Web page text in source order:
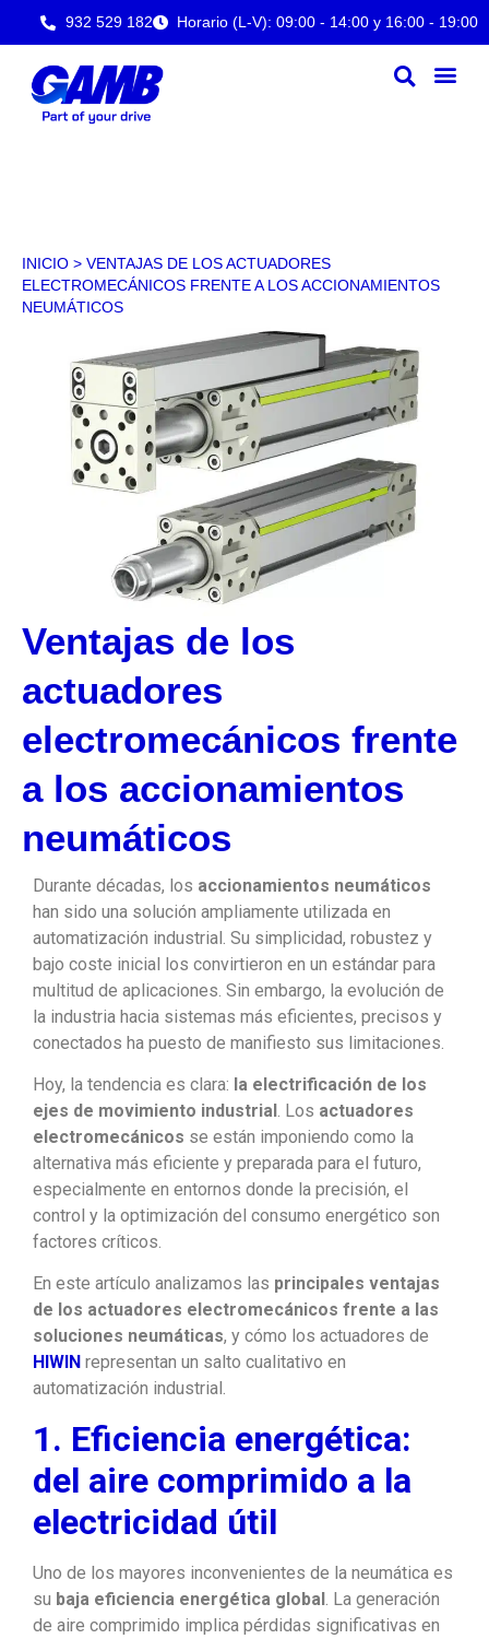
932 529 182 Horario (L-V): 09:00 - 14:00 y 16:00 - 19:00
INICIO > VENTAJAS DE LOS ACTUADORES
ELECTROMECÁNICOS FRENTE A LOS ACCIONAMIENTOS
NEUMÁTICOS
Ventajas de los
actuadores
electromecánicos frente
a los accionamientos
neumáticos
Durante décadas, los accionamientos neumáticos
han sido una solución ampliamente utilizada en
automatización industrial. Su simplicidad, robustez y
bajo coste inicial los convirtieron en un estándar para
multitud de aplicaciones. Sin embargo, la evolución de
la industria hacia sistemas más eficientes, precisos y
conectados ha puesto de manifiesto sus limitaciones.
Hoy, la tendencia es clara: la electrificación de los
ejes de movimiento industrial. Los actuadores
electromecánicos se están imponiendo como la
alternativa más eficiente y preparada para el futuro,
especialmente en entornos donde la precisión, el
control y la optimización del consumo energético son
factores críticos.
En este artículo analizamos las principales ventajas
de los actuadores electromecánicos frente a las
soluciones neumáticas, y cómo los actuadores de
HIWIN representan un salto cualitativo en
automatización industrial.
1. Eficiencia energética:
del aire comprimido a la
electricidad útil
Uno de los mayores inconvenientes de la neumática es
su baja eficiencia energética global . La generación
de aire comprimido implica pérdidas significativas en